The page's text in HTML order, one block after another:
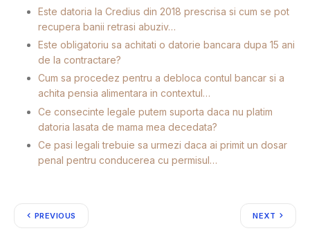
Este datoria la Credius din 2018 prescrisa si cum se pot
recupera banii retrasi abuziv…
Este obligatoriu sa achitati o datorie bancara dupa 15 ani
de la contractare?
Cum sa procedez pentru a debloca contul bancar si a
achita pensia alimentara in contextul…
Ce consecinte legale putem suporta daca nu platim
datoria lasata de mama mea decedata?
Ce pasi legali trebuie sa urmezi daca ai primit un dosar
penal pentru conducerea cu permisul…
PREVIOUS NEXT